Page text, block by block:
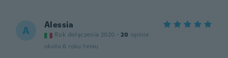
A Alessia
Rok dołączenia 2020 · 20 opinie
około 6 roku temu